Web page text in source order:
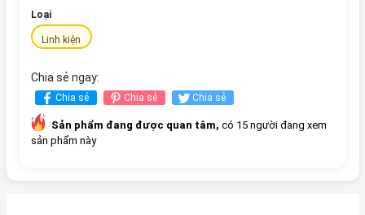
Loại
Linh kiện
Chia sẻ ngay:
Chia sẻ Chia sẻ Chia sẻ
Sản phẩm đang được quan tâm, có 15 người đang xem
sản phẩm này